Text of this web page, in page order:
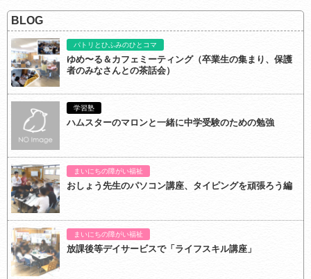
BLOG
パトリとひふみのひとコマ
ゆめ〜る＆カフェミーティング（卒業生の集まり、保護
者のみなさんとの茶話会）
学習塾
ハムスターのマロンと一緒に中学受験のための勉強
まいにちの障がい福祉
おしょう先生のパソコン講座、タイピングを頑張ろう編
まいにちの障がい福祉
放課後等デイサービスで「ライフスキル講座」